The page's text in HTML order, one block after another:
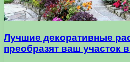
Лучшие декоративные
преобразят ваш участок